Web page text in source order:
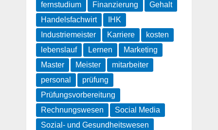
fernstudium
Finanzierung
Gehalt
Handelsfachwirt
IHK
Industriemeister
Karriere
kosten
lebenslauf
Lernen
Marketing
Master
Meister
mitarbeiter
personal
prüfung
Prüfungsvorbereitung
Rechnungswesen
Social Media
Sozial- und Gesundheitswesen